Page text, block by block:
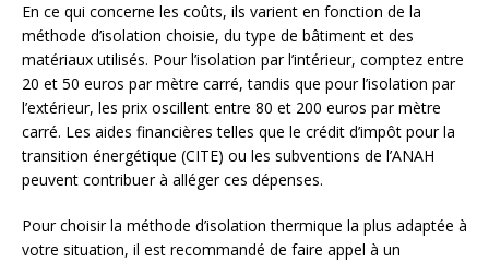
En ce qui concerne les coûts, ils varient en fonction de la
méthode d’isolation choisie, du type de bâtiment et des
matériaux utilisés. Pour l’isolation par l’intérieur, comptez entre
20 et 50 euros par mètre carré, tandis que pour l’isolation par
l’extérieur, les prix oscillent entre 80 et 200 euros par mètre
carré. Les aides financières telles que le crédit d’impôt pour la
transition énergétique (CITE) ou les subventions de l’ANAH
peuvent contribuer à alléger ces dépenses.
Pour choisir la méthode d’isolation thermique la plus adaptée à
votre situation, il est recommandé de faire appel à un